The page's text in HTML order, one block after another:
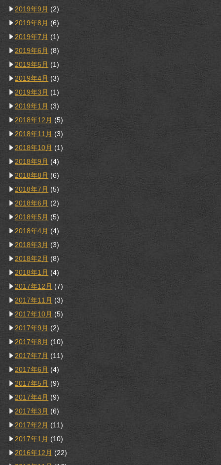
2019年9月 (2)
2019年8月 (6)
2019年7月 (1)
2019年6月 (8)
2019年5月 (1)
2019年4月 (3)
2019年3月 (1)
2019年1月 (3)
2018年12月 (5)
2018年11月 (3)
2018年10月 (1)
2018年9月 (4)
2018年8月 (6)
2018年7月 (5)
2018年6月 (2)
2018年5月 (5)
2018年4月 (4)
2018年3月 (3)
2018年2月 (8)
2018年1月 (4)
2017年12月 (7)
2017年11月 (3)
2017年10月 (5)
2017年9月 (2)
2017年8月 (10)
2017年7月 (11)
2017年6月 (4)
2017年5月 (9)
2017年4月 (9)
2017年3月 (6)
2017年2月 (11)
2017年1月 (10)
2016年12月 (22)